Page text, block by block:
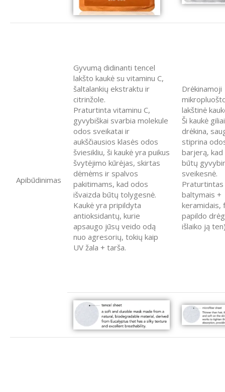
Apibūdinimas
Gyvumą didinanti tencel
lakšto kaukė su vitaminu C,
šaltalankių ekstraktu ir
citrinžole.
Praturtinta vitaminu C,
gyvybiškai svarbia molekule
odos sveikatai ir
aukščiausios klasės odos
šviesikliu, ši kaukė yra puikus
švytėjimo kūrėjas, skirtas
dėmėms ir spalvos
pakitimams, kad odos
išvaizda būtų tolygesnė.
Kaukė yra pripildyta
antioksidantų, kurie
apsaugo jūsų veido odą
nuo agresorių, tokių kaip
UV žala + tarša.
Drėkinamoji
lakštinė
Ši kaukė giliai
drėkina,
stiprina
barjerą, kad
būtų
sveikesnė.
Praturtintas
baltymais +
keramidais,
papildo
išlaiko ją